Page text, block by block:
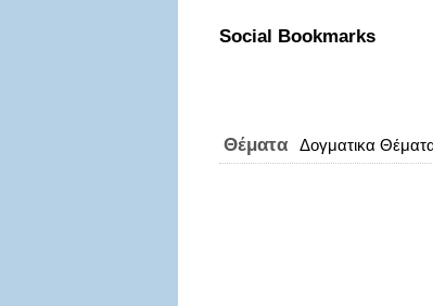
Social Bookmarks
Θέματα Δογματικα